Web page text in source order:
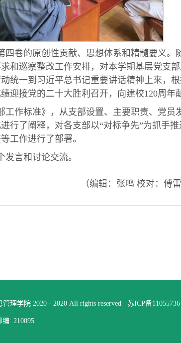
卷的原创性贡献、思想体系和精髓要义。
和巡察整改工作安排，对本学期基层党支
统一到习近平总书记重要讲话精神上来，
迎接党的二十大胜利召开，向建校120周年
作标准》，从支部设置、主要职责、党员
行了阐释，对各支部以“对标争先”为抓手
工作进行了部署。
言和讨论交流。
（编辑：张鸣 校对：傅
理学院 2020 - 2020 All rights reserved 苏ICP备
: 210095